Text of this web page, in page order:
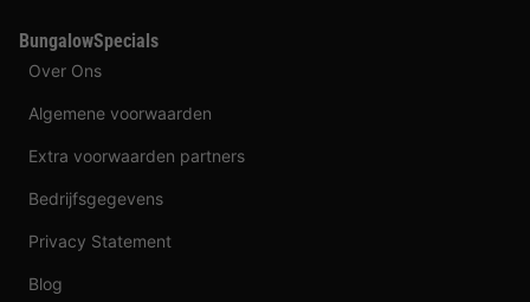
BungalowSpecials
Over Ons
Algemene voorwaarden
Extra voorwaarden partners
Bedrijfsgegevens
Privacy Statement
Blog